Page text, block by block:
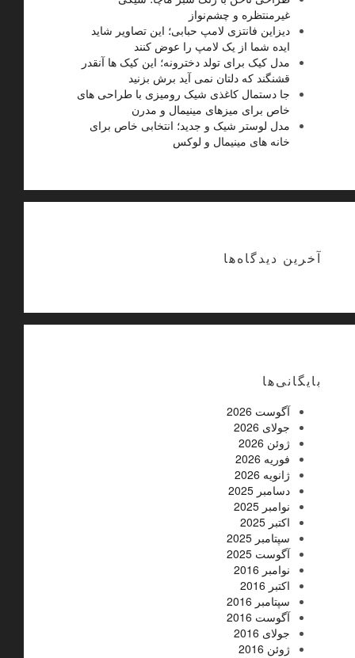
غیرمنتظره و چشم‌نواز
دیزاین فانتزی لامپ حبابی؛ این تصاویر شاید
ایده شما از یک لامپ را عوض کنند
مدل کیک برای تولد دخترونه؛ این کیک ها آنقدر
قشنگند که دلتان نمی آید برش بزنید
جا دستمال کاغذی شیک رومیزی با طراحی های
خاص برای میزهای مینیمال و مدرن
مدل لوستر شیک و جدید؛ انتخابی خاص برای
خانه های مینیمال و لوکس
آخرین دیدگاه‌ها
بایگانی‌ها
آگوست 2026
جولای 2026
ژوئن 2026
فوریه 2026
ژانویه 2026
دسامبر 2025
نوامبر 2025
اکتبر 2025
سپتامبر 2025
آگوست 2025
نوامبر 2016
اکتبر 2016
سپتامبر 2016
آگوست 2016
جولای 2016
ژوئن 2016